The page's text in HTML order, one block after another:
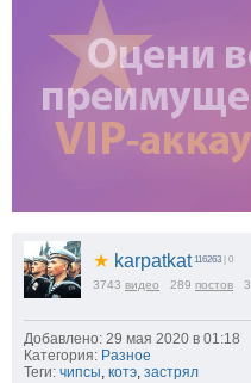
★ karpatkat 116263 | 0
3743 видео 289 постов 3
Добавлено: 29 мая 2020 в 01:18
Категория: Разное
Теги: чипсы, котэ, застрял